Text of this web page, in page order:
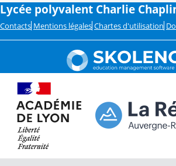
Lycée polyvalent Charlie
Contacts Mentions légales Chartes d'utilisation